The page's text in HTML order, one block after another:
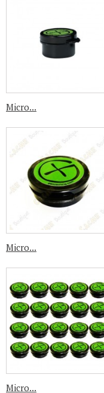
Micro...
Micro...
Micro...